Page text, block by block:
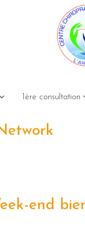
1ère consultation
end